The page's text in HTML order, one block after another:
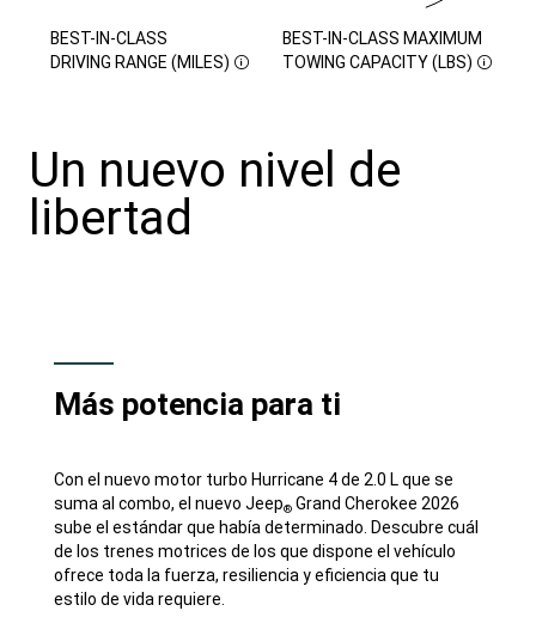
BEST-IN-CLASS
DRIVING RANGE (MILES)
DISCLOSURE
BEST-IN-CLASS MAXIMUM
TOWING CAPACITY (LBS)
DISCLOSURE
Un nuevo nivel de
libertad
Más potencia para ti
Con el nuevo motor turbo Hurricane 4 de 2.0 L que se
suma al combo, el nuevo Jeep® Grand Cherokee 2026
sube el estándar que había determinado. Descubre cuál
de los trenes motrices de los que dispone el vehículo
ofrece toda la fuerza, resiliencia y eficiencia que tu
estilo de vida requiere.